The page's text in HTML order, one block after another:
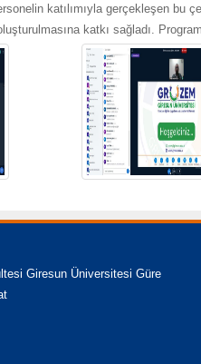
katılımıyla gerçekleşen
katkı sağladı.
Giresun Üniversitesi Güre